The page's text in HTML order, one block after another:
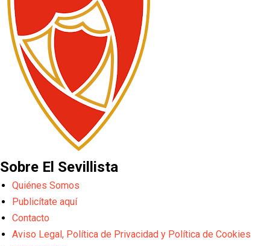
Sobre El Sevillista
Quiénes Somos
Publicítate aquí
Contacto
Aviso Legal, Política de Privacidad y Política de Cookies